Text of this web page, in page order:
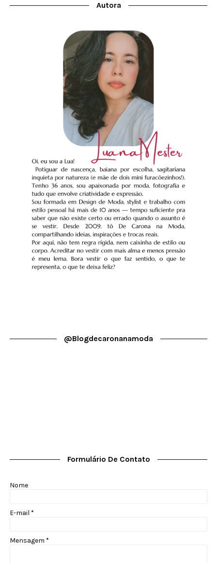
Autora
@blogdecaronanamoda
Formulário De Contato
Nome
E-mail *
Mensagem *